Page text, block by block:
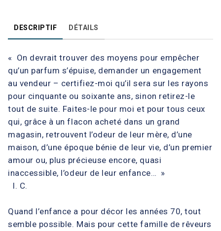
DESCRIPTIF DÉTAILS
« On devrait trouver des moyens pour empêcher
qu’un parfum s’épuise, demander un engagement
au vendeur – certifiez-moi qu’il sera sur les rayons
pour cinquante ou soixante ans, sinon retirez-le
tout de suite. Faites-le pour moi et pour tous ceux
qui, grâce à un flacon acheté dans un grand
magasin, retrouvent l’odeur de leur mère, d’une
maison, d’une époque bénie de leur vie, d’un premier
amour ou, plus précieuse encore, quasi
inaccessible, l’odeur de leur enfance… »
I. C.
Quand l’enfance a pour décor les années 70, tout
semble possible. Mais pour cette famille de rêveurs